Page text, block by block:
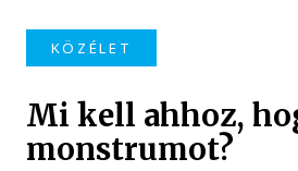
KÖZÉLET
Mi kell ahhoz,
monstrumot?